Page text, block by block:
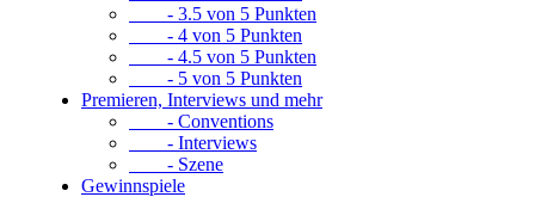
- 3.5 von 5 Punkten
- 4 von 5 Punkten
- 4.5 von 5 Punkten
- 5 von 5 Punkten
Premieren, Interviews und mehr
- Conventions
- Interviews
- Szene
Gewinnspiele